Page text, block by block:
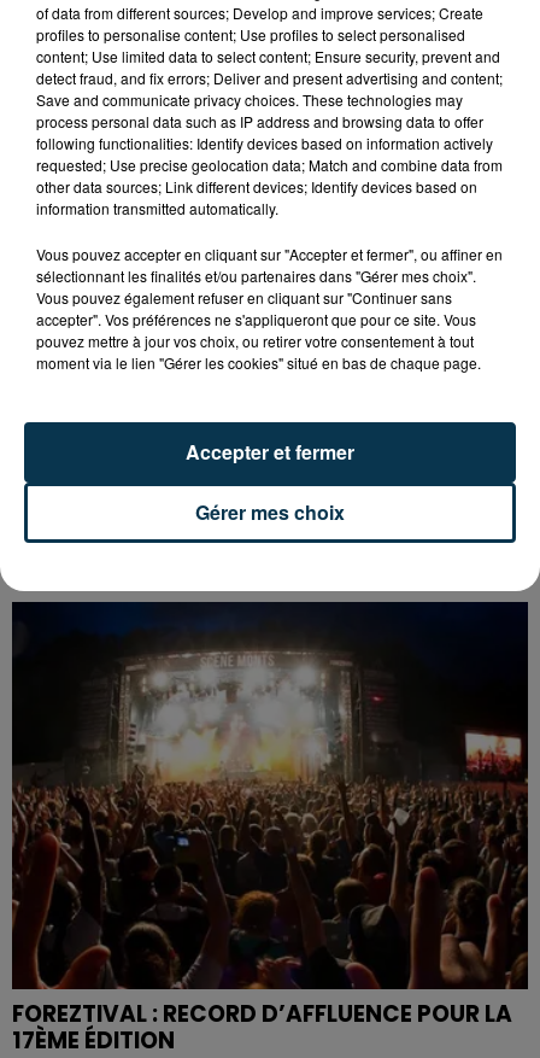
LA BOUM DÉBARQUE À SAINT-ETIENNE !
UN CASTING POUR "N’OUBLIEZ PAS LES
FOREZTIVAL : RECORD D’AFFLUENCE POUR LA
17ÈME ÉDITION
of data from different sources; Develop and improve services; Create
profiles to personalise content; Use profiles to select personalised
content; Use limited data to select content; Ensure security, prevent and
detect fraud, and fix errors; Deliver and present advertising and content;
Save and communicate privacy choices. These technologies may
process personal data such as IP address and browsing data to offer
following functionalities: Identify devices based on information actively
requested; Use precise geolocation data; Match and combine data from
other data sources; Link different devices; Identify devices based on
information transmitted automatically.
Vous pouvez accepter en cliquant sur "Accepter et fermer", ou affiner en
sélectionnant les finalités et/ou partenaires dans "Gérer mes choix".
Vous pouvez également refuser en cliquant sur "Continuer sans
accepter". Vos préférences ne s'appliqueront que pour ce site. Vous
pouvez mettre à jour vos choix, ou retirer votre consentement à tout
moment via le lien "Gérer les cookies" situé en bas de chaque page.
Gérer mes choix
Accepter et fermer